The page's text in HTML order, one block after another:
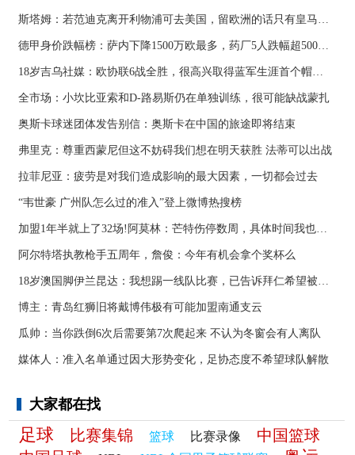
斯塔姆：若范迪克离开利物浦可去美国，留欧洲的话只有皇马可行
德甲身价跌幅榜：萨内下降1500万欧最多，药厂5人跌幅超500万欧
18岁吉乌社媒：欧协联6战全胜，很高兴取得蓝军生涯首个帽子戏法
全市场：小坎比亚索和D-路易斯仍在单独训练，很可能缺战蒙扎
奥斯卡球迷团体发告别信：奥斯卡在中国的旅途即将结束
弗里克：尊重西蒙尼但这不妨碍我们想在明天获胜 法蒂可以出战
拉菲尼亚：疲劳是对我们造成影响的最大因素，一切都会过去
“韦世豪 广州队怎么过的准入”登上微博热搜榜
加盟1年半就上了32场!阿莫林：芒特伤停数周，具体时间我也不知道
阿尔特塔执教枪手五周年，詹俊：今年有机会拿个奖杯么 ​​​
18岁澳国脚伊兰昆达：我想踢一线队比赛，已告诉拜仁希望被外租
博主：青岛红狮旧将戴博伟极有可能加盟南通支云
瓜帅：当你跌倒6次后需要第7次爬起来 不认为冬窗会有人离队
媒体人：准入名单通过因大形势变化，足协态度不希望球队解散
大家都在找
足球 比赛集锦 篮球 比赛录像
中国篮球